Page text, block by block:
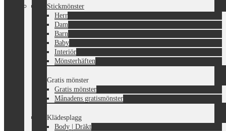
Stickmönster
Herr
Dam
Barn
Baby
Interiör
Mönsterhäften
Gratis mönster
Gratis mönster
Månadens gratismönster
Klädesplagg
Body | Dräkt